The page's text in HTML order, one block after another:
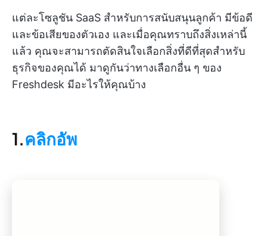
แต่ละโซลูชัน SaaS สำหรับการสนับสนุนลูกค้า มีข้อดี
และข้อเสียของตัวเอง และเมื่อคุณทราบถึงสิ่งเหล่านี้
แล้ว คุณจะสามารถตัดสินใจเลือกสิ่งที่ดีที่สุดสำหรับ
ธุรกิจของคุณได้ มาดูกันว่าทางเลือกอื่น ๆ ของ
Freshdesk มีอะไรให้คุณบ้าง
1.คลิกอัพ